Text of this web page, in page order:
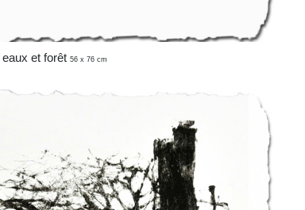
eaux et forêt 56 x 76 cm